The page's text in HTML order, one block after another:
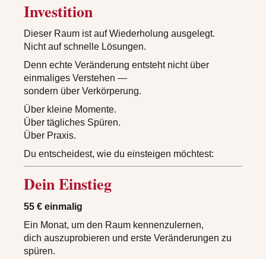
Investition
Dieser Raum ist auf Wiederholung ausgelegt.
Nicht auf schnelle Lösungen.
Denn echte Veränderung entsteht nicht über
einmaliges Verstehen —
sondern über Verkörperung.
Über kleine Momente.
Über tägliches Spüren.
Über Praxis.
Du entscheidest, wie du einsteigen möchtest:
Dein Einstieg
55 € einmalig
Ein Monat, um den Raum kennenzulernen,
dich auszuprobieren und erste Veränderungen zu
spüren.